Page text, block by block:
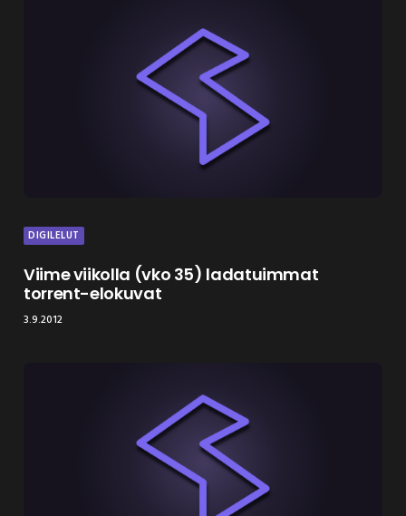
DIGILELUT
Viime viikolla (vko 35) ladatuimmat
torrent-elokuvat
3.9.2012